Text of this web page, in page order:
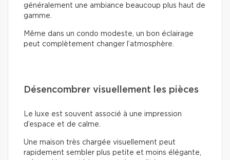
généralement une ambiance beaucoup plus haut de
gamme.
Même dans un condo modeste, un bon éclairage
peut complètement changer l’atmosphère.
Désencombrer visuellement les pièces
Le luxe est souvent associé à une impression
d’espace et de calme.
Une maison très chargée visuellement peut
rapidement sembler plus petite et moins élégante,